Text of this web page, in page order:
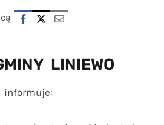
LINIEWO
informuje: